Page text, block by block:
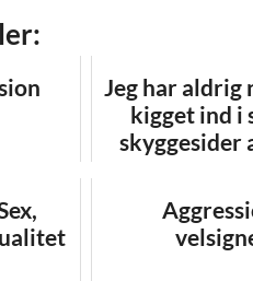
Jeg har aldrig
kigget ind i
skyggesider